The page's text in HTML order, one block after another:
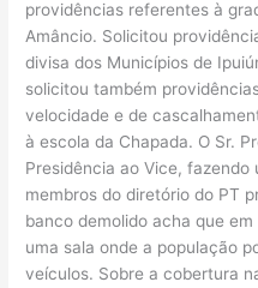
providências referentes à
Amâncio. Solicitou
divisa dos Municípios de
solicitou também
velocidade e de
à escola da Chapada. O Sr.
Presidência ao Vice, fazendo
membros do diretório do PT
banco demolido acha que
uma sala onde a população
veículos. Sobre a cobertura